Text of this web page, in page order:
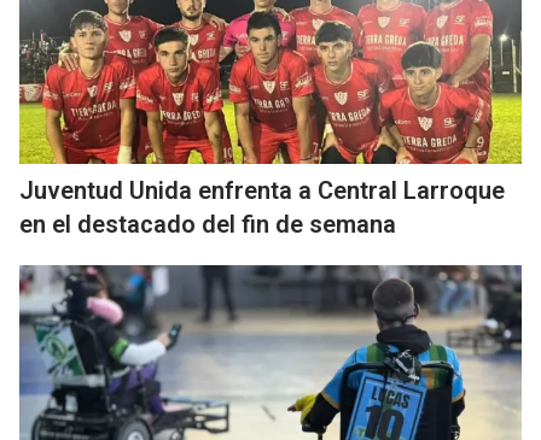
Juventud Unida enfrenta a Central Larroque
en el destacado del fin de semana